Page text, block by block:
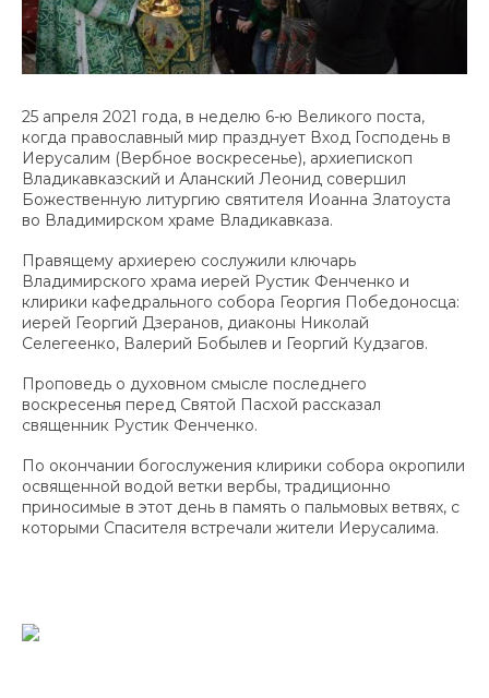
25 апреля 2021 года, в неделю 6-ю Великого поста,
когда православный мир празднует Вход Господень в
Иерусалим (Вербное воскресенье), архиепископ
Владикавказский и Аланский Леонид совершил
Божественную литургию святителя Иоанна Златоуста
во Владимирском храме Владикавказа.
Правящему архиерею сослужили ключарь
Владимирского храма иерей Рустик Фенченко и
клирики кафедрального собора Георгия Победоносца:
иерей Георгий Дзеранов, диаконы Николай
Селегеенко, Валерий Бобылев и Георгий Кудзагов.
Проповедь о духовном смысле последнего
воскресенья перед Святой Пасхой рассказал
священник Рустик Фенченко.
По окончании богослужения клирики собора окропили
освященной водой ветки вербы, традиционно
приносимые в этот день в память о пальмовых ветвях, с
которыми Спасителя встречали жители Иерусалима.